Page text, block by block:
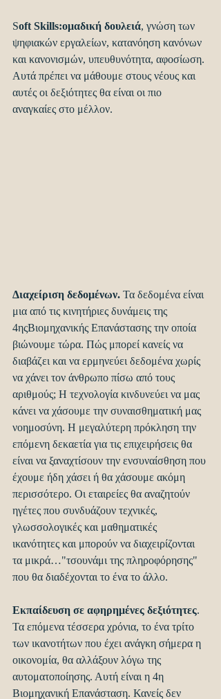
Soft Skills:ομαδική δουλειά, γνώση των
ψηφιακών εργαλείων, κατανόηση κανόνων
και κανονισμών, υπευθυνότητα, αφοσίωση.
Αυτά πρέπει να μάθουμε στους νέους και
αυτές οι δεξιότητες θα είναι οι πιο
αναγκαίες στο μέλλον.
Διαχείριση δεδομένων. Τα δεδομένα είναι
μια από τις κινητήριες δυνάμεις της
4ηςΒιομηχανικής Επανάστασης την οποία
βιώνουμε τώρα. Πώς μπορεί κανείς να
διαβάζει και να ερμηνεύει δεδομένα χωρίς
να χάνει τον άνθρωπο πίσω από τους
αριθμούς; Η τεχνολογία κινδυνεύει να μας
κάνει να χάσουμε την συναισθηματική μας
νοημοσύνη. Η μεγαλύτερη πρόκληση την
επόμενη δεκαετία για τις επιχειρήσεις θα
είναι να ξαναχτίσουν την ενσυναίσθηση που
έχουμε ήδη χάσει ή θα χάσουμε ακόμη
περισσότερο. Οι εταιρείες θα αναζητούν
ηγέτες που συνδυάζουν τεχνικές,
γλωσσολογικές και μαθηματικές
ικανότητες και μπορούν να διαχειρίζονται
τα μικρά…"τσουνάμι της πληροφόρησης"
που θα διαδέχονται το ένα το άλλο.
Εκπαίδευση σε αφηρημένες δεξιότητες.
Τα επόμενα τέσσερα χρόνια, το ένα τρίτο
των ικανοτήτων που έχει ανάγκη σήμερα η
οικονομία, θα αλλάξουν λόγω της
αυτοματοποίησης. Αυτή είναι η 4η
Βιομηχανική Επανάσταση. Κανείς δεν